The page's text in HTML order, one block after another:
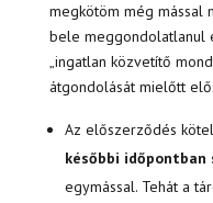
megkötöm még mással
bele meggondolatlanul
„ingatlan közvetítő
átgondolását mielőtt
Az előszerződés
későbbi időpontban
egymással. Tehát a